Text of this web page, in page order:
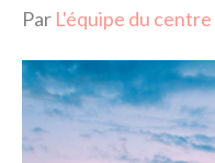
Par L'équipe du centre